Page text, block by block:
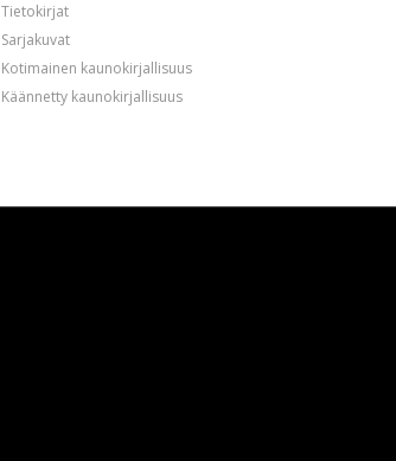
Tietokirjat
Sarjakuvat
Kotimainen kaunokirjallisuus
Käännetty kaunokirjallisuus